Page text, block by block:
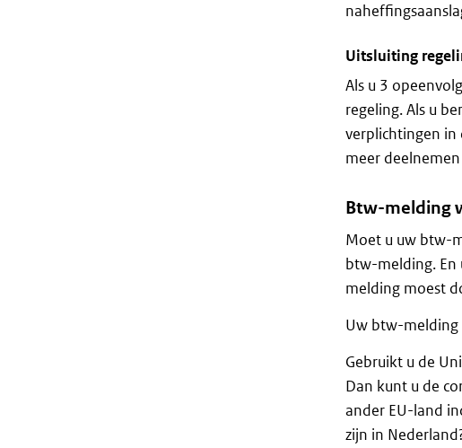
Uitsluiting
Als u 3
regeling. Als u
verplichtingen in
meer
Btw-melding
Moet u uw btw-
btw-melding.
melding moest
Uw btw-
Gebruikt u de
Dan kunt u de
ander EU-land
zijn in